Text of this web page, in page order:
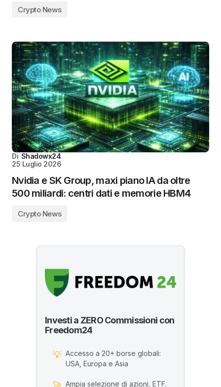
Crypto News
Di Shadowx24
25 Luglio 2026
Nvidia e SK Group, maxi piano IA da oltre
500 miliardi: centri dati e memorie HBM4
Crypto News
Investi a ZERO Commissioni con
Freedom24
💡 Accesso a 20+ borse globali:
USA, Europa e Asia
Ampia selezione di azioni, ETF,